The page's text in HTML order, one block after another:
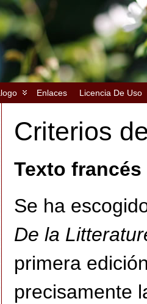
Enlaces Licencia De Uso
Criterios
Texto francés
Se ha
De la
primera
precisamente